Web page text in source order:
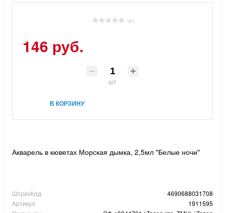
( 0 )
146 руб.
шт
В КОРЗИНУ
Акварель в кюветах Морская дымка, 2,5мл "Белые ночи"
ШтрихКод
4690688031708
Артикул
1911595